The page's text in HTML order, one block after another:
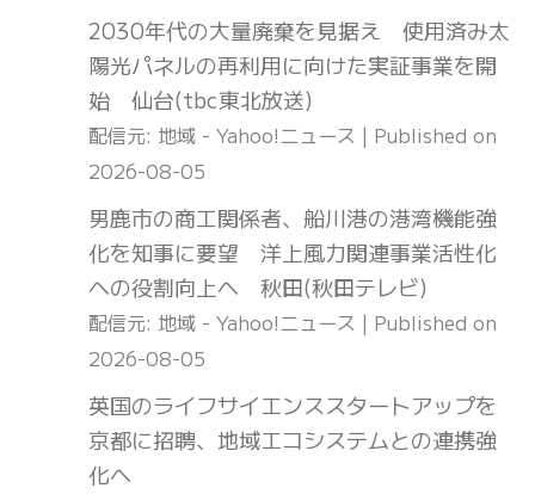
2030年代の大量廃棄を見据え 使用済み太
陽光パネルの再利用に向けた実証事業を開
始 仙台(tbc東北放送)
配信元: 地域 - Yahoo!ニュース
Published on
2026-08-05
男鹿市の商工関係者、船川港の港湾機能強
化を知事に要望 洋上風力関連事業活性化
への役割向上へ 秋田(秋田テレビ)
配信元: 地域 - Yahoo!ニュース
Published on
2026-08-05
英国のライフサイエンススタートアップを
京都に招聘、地域エコシステムとの連携強
化へ